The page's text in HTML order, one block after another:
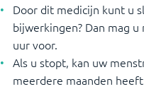
Door dit medicijn kunt u
bijwerkingen? Dan mag
uur voor.
Als u stopt, kan uw
meerdere maanden